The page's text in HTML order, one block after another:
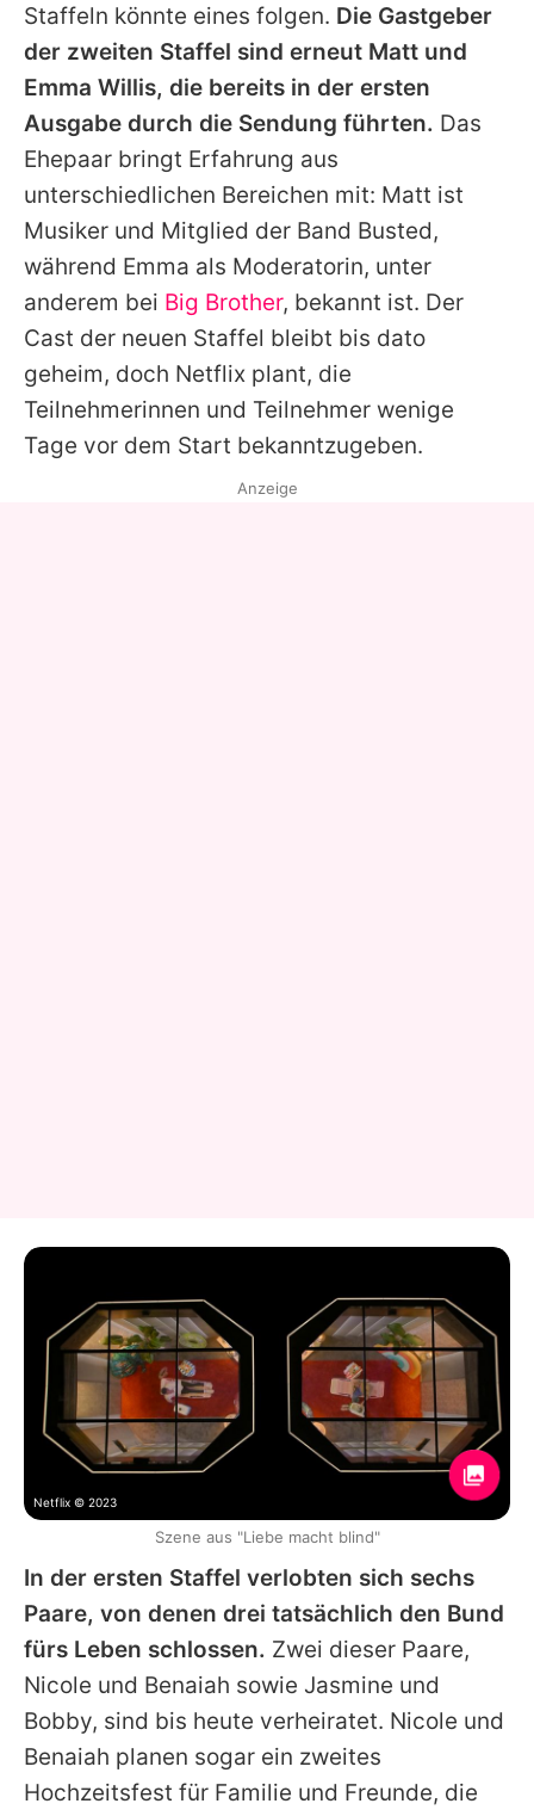
Staffeln könnte eines folgen. Die Gastgeber
der zweiten Staffel sind erneut Matt und
Emma Willis, die bereits in der ersten
Ausgabe durch die Sendung führten. Das
Ehepaar bringt Erfahrung aus
unterschiedlichen Bereichen mit: Matt ist
Musiker und Mitglied der Band Busted,
während Emma als Moderatorin, unter
anderem bei Big Brother, bekannt ist. Der
Cast der neuen Staffel bleibt bis dato
geheim, doch Netflix plant, die
Teilnehmerinnen und Teilnehmer wenige
Tage vor dem Start bekanntzugeben.
In der ersten Staffel verlobten sich sechs
Paare, von denen drei tatsächlich den Bund
fürs Leben schlossen. Zwei dieser Paare,
Nicole und Benaiah sowie Jasmine und
Bobby, sind bis heute verheiratet. Nicole und
Benaiah planen sogar ein zweites
Hochzeitsfest für Familie und Freunde, die
Anzeige
Netflix © 2023
Szene aus "Liebe macht blind"